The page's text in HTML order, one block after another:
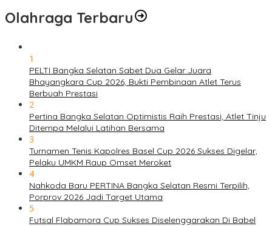
Olahraga Terbaru
1
PELTI Bangka Selatan Sabet Dua Gelar Juara
Bhayangkara Cup 2026, Bukti Pembinaan Atlet Terus
Berbuah Prestasi
2
Pertina Bangka Selatan Optimistis Raih Prestasi, Atlet Tinju
Ditempa Melalui Latihan Bersama
3
Turnamen Tenis Kapolres Basel Cup 2026 Sukses Digelar,
Pelaku UMKM Raup Omset Meroket
4
Nahkoda Baru PERTINA Bangka Selatan Resmi Terpilih,
Porprov 2026 Jadi Target Utama
5
Futsal Flabamora Cup Sukses Diselenggarakan Di Babel